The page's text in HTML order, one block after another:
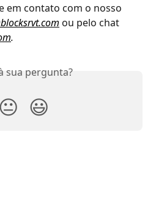
em contato com o nosso
ou pelo chat
.
sua pergunta?
😐 😃